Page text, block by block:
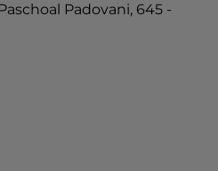
Padovani, 645 -